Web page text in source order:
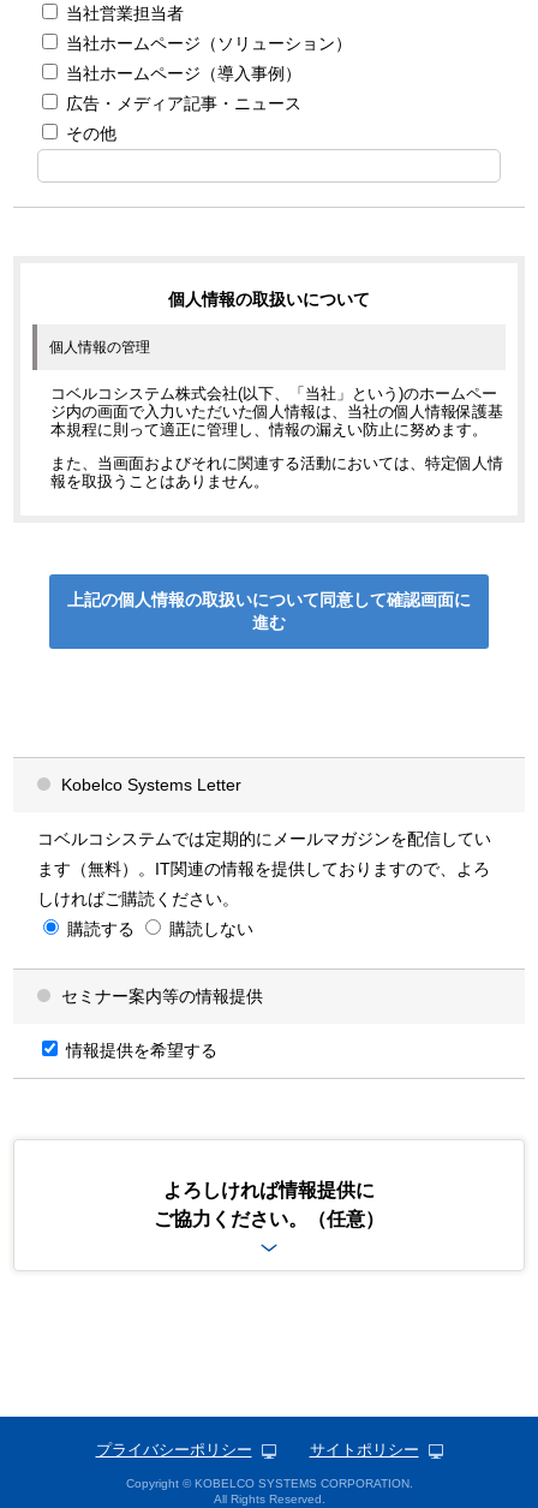
当社営業担当者
当社ホームページ（ソリューション）
当社ホームページ（導入事例）
広告・メディア記事・ニュース
その他
個人情報の取扱いについて
個人情報の管理
コベルコシステム株式会社(以下、「当社」という)のホームペー
ジ内の画面で入力いただいた個人情報は、当社の個人情報保護基
本規程に則って適正に管理し、情報の漏えい防止に努めます。
また、当画面およびそれに関連する活動においては、特定個人情
報を取扱うことはありません。
当社では、以下の利用目的の範囲内で個人情報を利用いたしま
す。なお、個別に利用目的を通知・公表する場合には、その利用
目的によるものとします。また、当社では、目的の範囲内であっ
ても、違法または不当な行為を助長または誘発するおそれがある
方法で個人情報を利用しません。
は、製品・サービスに関する保守やサポート、アフターサービス
するため
(2)製品・サービス、導入事例に関する案内
(3)製品・サービス紹介資料・カタログの配布
(4)当社が開催または協賛・出展するセミナー・イベント・展示会の案内
(5)メールマガジン（Kobelco Systems Letter）の配信
に生じる結果について
個人情報を当社に登録いただくか否かは、ご自身が判断されるこ
けない場合や必要項目に不足等があった場合には、当社からの情
かじめご承知おきください。
特定個人情報の取扱いについて
当社は、個人番号及び特定個人情報（以下、「特定個人情報等」とい
います。）の適正な取扱いの確保について組織として取り組むため
規定する安全管理措置を講じます。
上記の個人情報の取扱いについて同意して確認画面に
進む
Kobelco Systems Letter
コベルコシステムでは定期的にメールマガジンを配信してい
ます（無料）。IT関連の情報を提供しておりますので、よろ
しければご購読ください。
購読する
購読しない
セミナー案内等の情報提供
情報提供を希望する
よろしければ情報提供に
ご協力ください。（任意）
プライバシーポリシー サイトポリシー
Copyright © KOBELCO SYSTEMS CORPORATION.
All Rights Reserved.